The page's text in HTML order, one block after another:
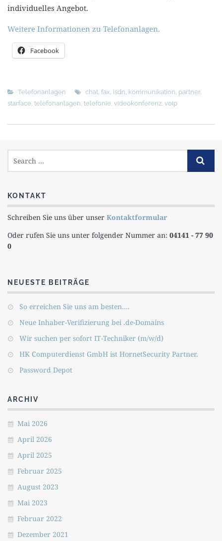
individuelles Angebot.
Weitere Informationen zu Telefonanlagen.
Facebook
Telefonanlagen chat fax isdn kommunikation partner,
starface telefonanlagen telefonie videokonferenz voip
KONTAKT
Schreiben Sie uns über unser Kontaktformular
Oder rufen Sie uns unter folgender Nummer an: 04141 - 77 90
0
NEUESTE BEITRÄGE
So erreichen Sie uns am besten….
Neue Inhaber-Verifizierung bei .de-Domains
Wir suchen per sofort IT-Techniker (m/w/d)
HK Computerdienst GmbH ist HornetSecurity Partner.
Password Depot
ARCHIV
Mai 2026
April 2026
April 2025
Februar 2025
August 2023
Mai 2023
Februar 2022
Dezember 2021